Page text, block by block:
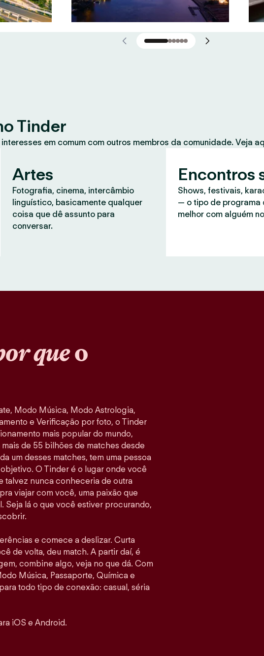
Tinder
em comum com outros membros da comunidade. Veja
Artes
Fotografia, cinema, intercâmbio
linguístico, basicamente qualquer
coisa que dê assunto para
conversar.
Encontros
Shows, festivais,
— o tipo de programa
melhor com alguém
queo
Modo Música, Modo Astrologia,
e Verificação por foto, o Tinder
mais popular do mundo,
de 55 bilhões de matches desde
um desses matches, tem uma pessoa
O Tinder é o lugar onde você
talvez nunca conheceria de outra
viajar com você, uma paixão que
Seja lá o que você estiver procurando,
e comece a deslizar. Curta
de volta, deu match. A partir daí, é
combine algo, veja no que dá. Com
Música, Passaporte, Química e
todo tipo de conexão: casual, séria
iOS e Android.